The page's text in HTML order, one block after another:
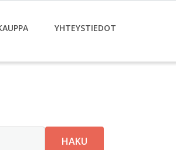
YHTEYSTIEDOT
HAKU